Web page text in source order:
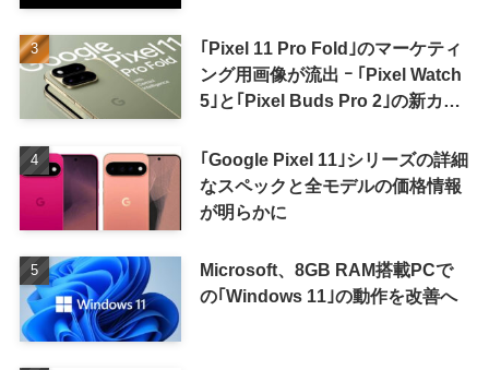
｢Pixel 11 Pro Fold｣のマーケティ
ング用画像が流出 ｰ ｢Pixel Watch
5｣と｢Pixel Buds Pro 2｣の新カラ
｢Google Pixel 11｣シリーズの詳細
なスペックと全モデルの価格情報
が明らかに
Microsoft、8GB RAM搭載PCで
の｢Windows 11｣の動作を改善へ